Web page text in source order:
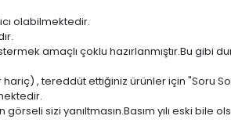
olabilmektedir.
amaçlı çoklu hazırlanmıştır.Bu
hariç) , tereddüt ettiğiniz ürünler için "Soru
sizi yanıltmasın.Basım yılı eski